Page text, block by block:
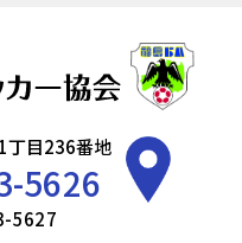
丁目236番地
5626
5627